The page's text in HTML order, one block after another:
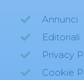
Annunci
Editoriali
Privacy
Cookie